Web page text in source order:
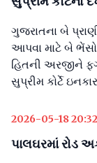
ગુજરાતના બે
આપવા માટે બે
હિતની અરજીને
સુપ્રીમ કોર્ટે
2026-05-18
પાલઘરમાં રોડ